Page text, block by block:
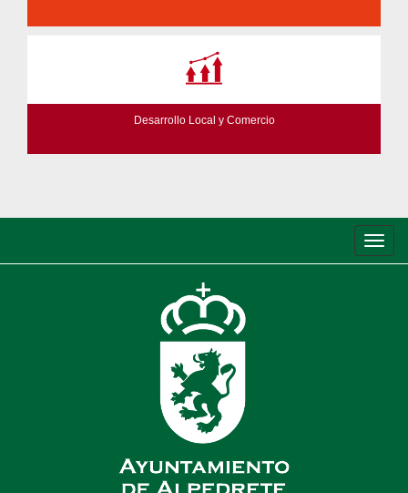
Desarrollo Local y Comercio
de